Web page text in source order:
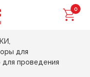
0
для
для проведения